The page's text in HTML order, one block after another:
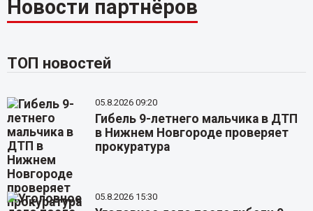
Новости партнёров
ТОП новостей
05.8.2026 09:20
Гибель 9-летнего мальчика в ДТП
в Нижнем Новгороде проверяет
прокуратура
05.8.2026 15:30